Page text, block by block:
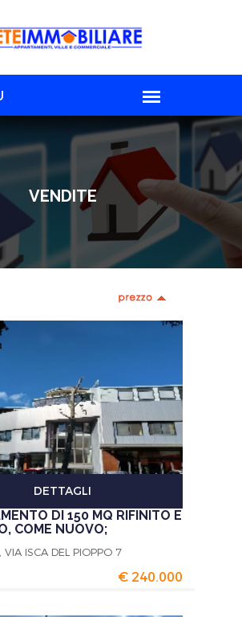
VENDITE
DETTAGLI
DI 150 MQ RIFINITO E
COME NUOVO;
ISCA DEL PIOPPO 7
€ 240.000